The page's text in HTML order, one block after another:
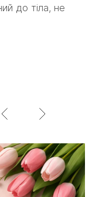
до тіла, не
до тіла, не
кісточок,